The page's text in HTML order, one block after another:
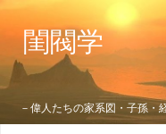
閨閥学
－偉人たちの家系図・子孫